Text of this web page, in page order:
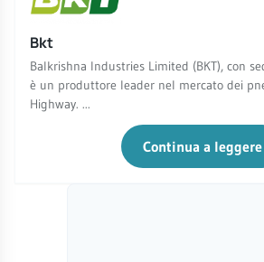
Bkt
Balkrishna Industries Limited (BKT), con
è un produttore leader nel mercato dei
Highway. ...
Continua a leggere